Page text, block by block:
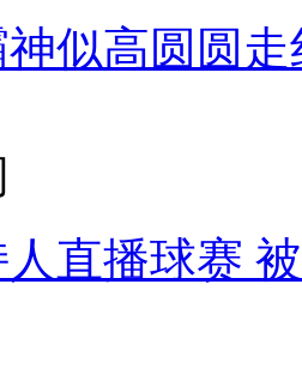
似高圆圆走
直播球赛